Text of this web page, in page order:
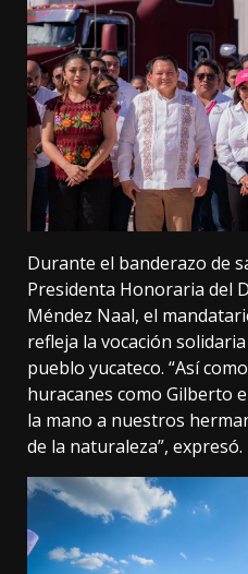
Durante el banderazo de
Presidenta Honoraria del
Méndez Naal, el
refleja la vocación
pueblo yucateco. “Así
huracanes como Gilberto
la mano a nuestros
de la naturaleza”, expresó.